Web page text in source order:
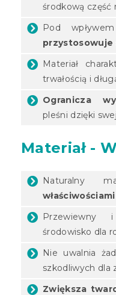
środkową część
Pod
przystosowuje
Materiał
trwałością i
Ogranicza
pleśni dzięki
Materiał -
Naturalny
Przewiewny
środowisko dla
Nie uwalnia
szkodliwych dla
Zwiększa